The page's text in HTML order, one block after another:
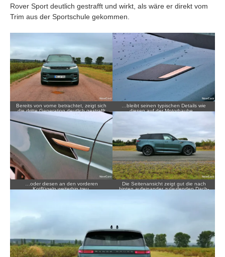
Rover Sport deutlich gestrafft und wirkt, als wäre er direkt vom
Trim aus der Sportschule gekommen.
Bereits von vorne betrachtet, zeigt sich
die dritte Generation deutlich gestrafft
und…
…bleibt seinen typischen Details wie
diesen auf der Motorhaube…
…oder diesen an den vorderen
Kotflügeln weiterhin treu.
Die Seitenansicht zeigt gut die nach
hinten aufeinander zulaufenden Dach-